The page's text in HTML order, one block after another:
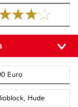
Euro
Hude